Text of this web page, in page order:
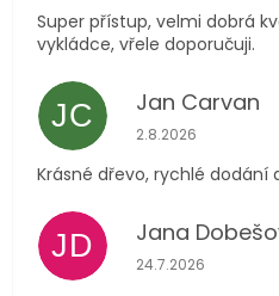
Super přístup, velmi dobrá
vykládce, vřele doporučuji.
JC Jan Carvan
Hodnocení
2.8.2026
Krásné dřevo, rychlé dodání
JD Jana
Hodnocení
24.7.2026